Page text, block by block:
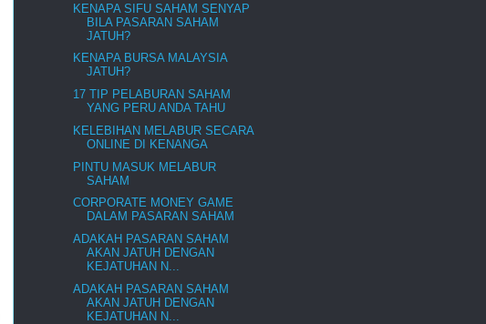
KENAPA SIFU SAHAM SENYAP
BILA PASARAN SAHAM
JATUH?
KENAPA BURSA MALAYSIA
JATUH?
17 TIP PELABURAN SAHAM
YANG PERU ANDA TAHU
KELEBIHAN MELABUR SECARA
ONLINE DI KENANGA
PINTU MASUK MELABUR
SAHAM
CORPORATE MONEY GAME
DALAM PASARAN SAHAM
ADAKAH PASARAN SAHAM
AKAN JATUH DENGAN
KEJATUHAN N...
ADAKAH PASARAN SAHAM
AKAN JATUH DENGAN
KEJATUHAN N...